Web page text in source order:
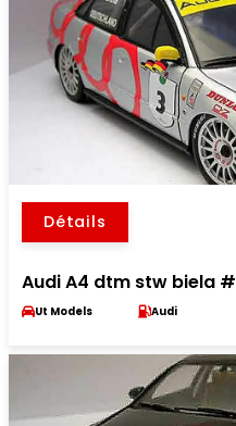
Détails
Audi A4 dtm stw biela
Ut Models Audi